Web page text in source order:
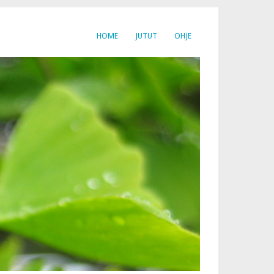
HOME JUTUT OHJE